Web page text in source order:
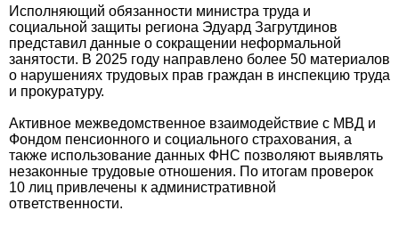
Исполняющий обязанности министра труда и
социальной защиты региона Эдуард Загрутдинов
представил данные о сокращении неформальной
занятости. В 2025 году направлено более 50 материалов
о нарушениях трудовых прав граждан в инспекцию труда
и прокуратуру.
Активное межведомственное взаимодействие с МВД и
Фондом пенсионного и социального страхования, а
также использование данных ФНС позволяют выявлять
незаконные трудовые отношения. По итогам проверок
10 лиц привлечены к административной
ответственности.